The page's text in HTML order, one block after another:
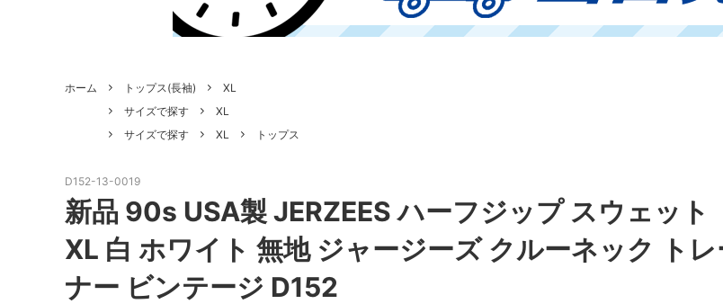
ホーム トップス(長袖)
XL
サイズで探す
XL
サイズで探す
XL トップス
D152-13-0019
新品 90s USA製 JERZEES ハーフジップ スウェット
XL 白 ホワイト 無地 ジャージーズ クルーネック トレ
ナー ビンテージ D152